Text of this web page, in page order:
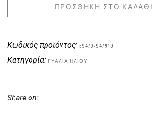
ΠΡΟΣΘΉΚΗ ΣΤΟ ΚΑΛΆΘΙ
Κωδικός προϊόντος: E9479-947910
Κατηγορία: ΓΥΑΛΙΆ ΗΛΊΟΥ
Share on: